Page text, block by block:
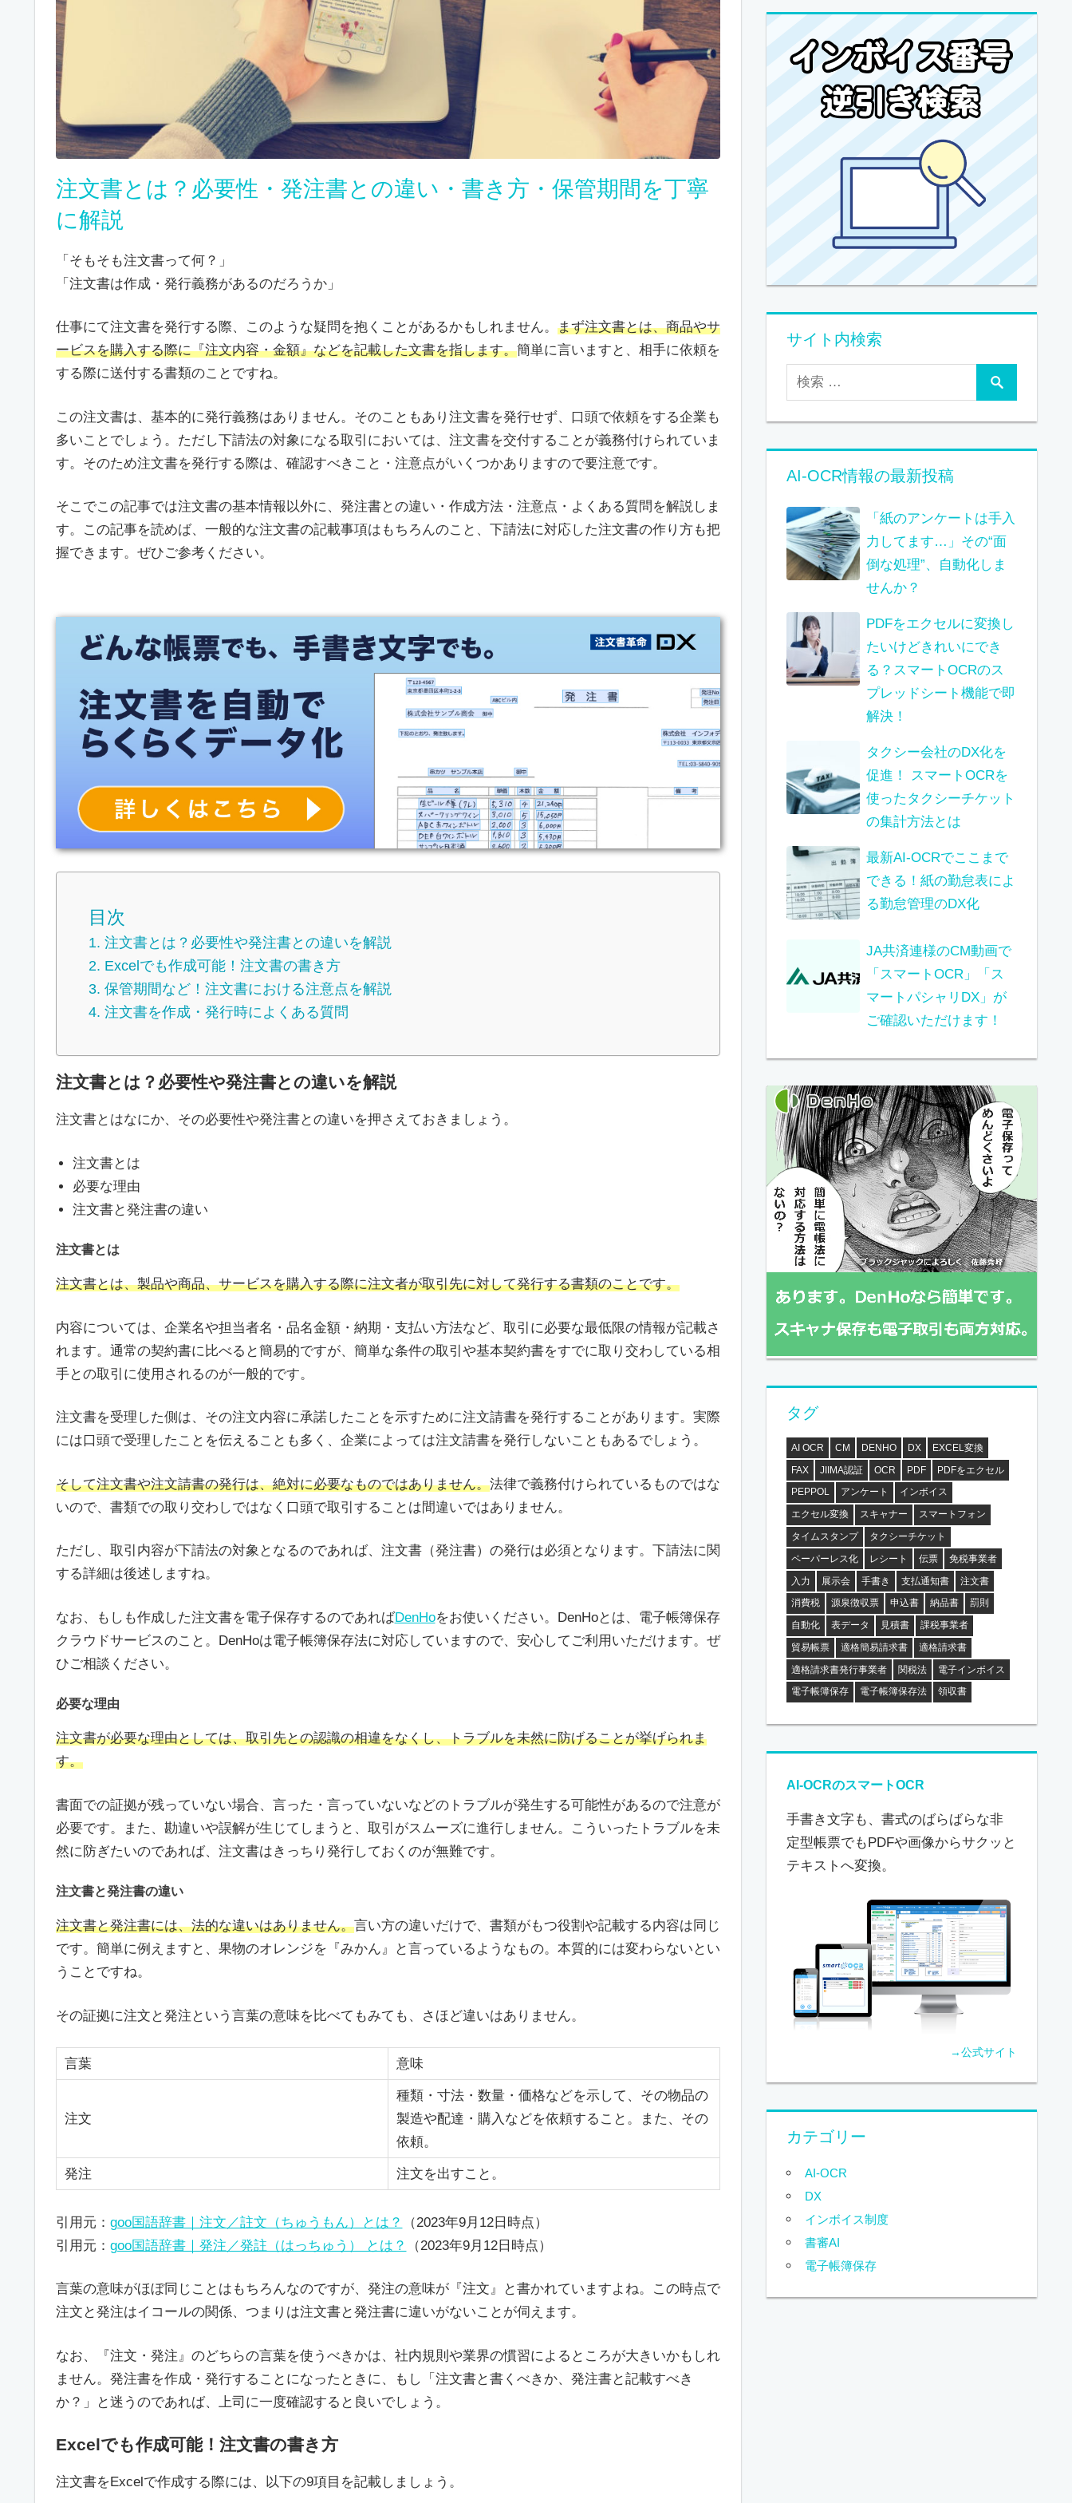
注文書とは？必要性・発注書との違い・書き方・保管期間を丁寧
に解説
「そもそも注文書って何？」
「注文書は作成・発行義務があるのだろうか」
仕事にて注文書を発行する際、このような疑問を抱くことがあるかもしれません。 まず注文書とは、商品やサ
ービスを購入する際に『注文内容・金額』などを記載した文書を指します。簡単に言いますと、相手に依頼を
する際に送付する書類のことですね。
この注文書は、基本的に発行義務はありません。そのこともあり注文書を発行せず、口頭で依頼をする企業も
多いことでしょう。ただし下請法の対象になる取引においては、注文書を交付することが義務付けられていま
す。そのため注文書を発行する際は、確認すべきこと・注意点がいくつかありますので要注意です。
そこでこの記事では注文書の基本情報以外に、発注書との違い・作成方法・注意点・よくある質問を解説しま
す。この記事を読めば、一般的な注文書の記載事項はもちろんのこと、下請法に対応した注文書の作り方も把
握できます。ぜひご参考ください。
目次
注文書とは？必要性や発注書との違いを解説
Excelでも作成可能！注文書の書き方
保管期間など！注文書における注意点を解説
注文書を作成・発行時によくある質問
注文書とは？必要性や発注書との違いを解説
注文書とはなにか、その必要性や発注書との違いを押さえておきましょう。
注文書とは
必要な理由
注文書と発注書の違い
注文書とは
注文書とは、製品や商品、サービスを購入する際に注文者が取引先に対して発行する書類のことです。
内容については、企業名や担当者名・品名金額・納期・支払い方法など、取引に必要な最低限の情報が記載さ
れます。通常の契約書に比べると簡易的ですが、簡単な条件の取引や基本契約書をすでに取り交わしている相
手との取引に使用されるのが一般的です。
注文書を受理した側は、その注文内容に承諾したことを示すために注文請書を発行することがあります。実際
には口頭で受理したことを伝えることも多く、企業によっては注文請書を発行しないこともあるでしょう。
そして注文書や注文請書の発行は、絶対に必要なものではありません。法律で義務付けられているものではな
いので、書類での取り交わしではなく口頭で取引することは間違いではありません。
ただし、取引内容が下請法の対象となるのであれば、注文書（発注書）の発行は必須となります。下請法に関
する詳細は後述しますね。
なお、もしも作成した注文書を電子保存するのであればDenHoをお使いください。DenHoとは、電子帳簿保存
クラウドサービスのこと。DenHoは電子帳簿保存法に対応していますので、安心してご利用いただけます。ぜ
ひご相談ください。
必要な理由
注文書が必要な理由としては、取引先との認識の相違をなくし、トラブルを未然に防げることが挙げられま
す。
書面での証拠が残っていない場合、言った・言っていないなどのトラブルが発生する可能性があるので注意が
必要です。また、勘違いや誤解が生じてしまうと、取引がスムーズに進行しません。こういったトラブルを未
然に防ぎたいのであれば、注文書はきっちり発行しておくのが無難です。
注文書と発注書の違い
注文書と発注書には、法的な違いはありません。言い方の違いだけで、書類がもつ役割や記載する内容は同じ
です。簡単に例えますと、果物のオレンジを『みかん』と言っているようなもの。本質的には変わらないとい
うことですね。
その証拠に注文と発注という言葉の意味を比べてもみても、さほど違いはありません。
言葉 意味
注文
種類・寸法・数量・価格などを示して、その物品の
製造や配達・購入などを依頼すること。また、その
依頼。
発注 注文を出すこと。
引用元： goo国語辞書｜注文／註文（ちゅうもん）とは？
（2023年9月12日時点）
引用元： goo国語辞書｜発注／発註（はっちゅう） とは？ （2023年9月12日時点）
言葉の意味がほぼ同じことはもちろんなのですが、発注の意味が『注文』と書かれていますよね。この時点で
注文と発注はイコールの関係、つまりは注文書と発注書に違いがないことが伺えます。
なお、『注文・発注』のどちらの言葉を使うべきかは、社内規則や業界の慣習によるところが大きいかもしれ
ません。発注書を作成・発行することになったときに、もし「注文書と書くべきか、発注書と記載すべき
か？」と迷うのであれば、上司に一度確認すると良いでしょう。
Excelでも作成可能！注文書の書き方
注文書をExcelで作成する際には、以下の9項目を記載しましょう。
サイト内検索
AI-OCR情報の最新投稿
「紙のアンケートは手入
力してます…」その“面
倒な処理”、自動化しま
せんか？
PDFをエクセルに変換し
たいけどきれいにでき
る？スマートOCRのス
プレッドシート機能で即
解決！
タクシー会社のDX化を
促進！ スマートOCRを
使ったタクシーチケット
の集計方法とは
最新AI-OCRでここまで
できる！紙の勤怠表によ
る勤怠管理のDX化
JA共済連様のCM動画で
「スマートOCR」「ス
マートパシャリDX」が
ご確認いただけます！
タグ
AI OCR CM DENHO DX
EXCEL変換
FAX
JIIMA認証 OCR PDF
PDFをエクセル
PEPPOL
アンケート
インボイス
エクセル変換
スキャナー
スマートフォン
タイムスタンプ
タクシーチケット
ペーパーレス化
レシート 伝票
免税事業者
入力
展示会 手書き 支払通知書
注文書
消費税
源泉徴収票 申込書 納品書
罰則
自動化
表データ 見積書
課税事業者
貿易帳票
適格簡易請求書
適格請求書
適格請求書発行事業者
関税法
電子インボイス
電子帳簿保存
電子帳簿保存法 領収書
AI-OCRのスマートOCR
手書き文字も、書式のばらばらな非
定型帳票でもPDFや画像からサクッと
テキストへ変換。
→公式サイト
カテゴリー
AI-OCR
DX
インボイス制度
書審AI
電子帳簿保存